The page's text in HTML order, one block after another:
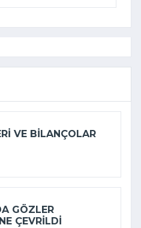
VE BILANÇOLAR
GÖZLER
ÇEVRILDI